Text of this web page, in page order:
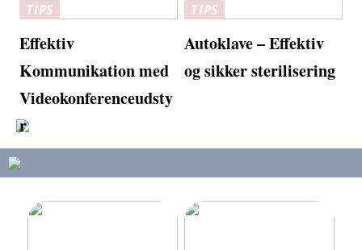
TIPS
Effektiv
Kommunikation med
Videokonferenceudsty
r
TIPS
Autoklave – Effektiv
og sikker sterilisering